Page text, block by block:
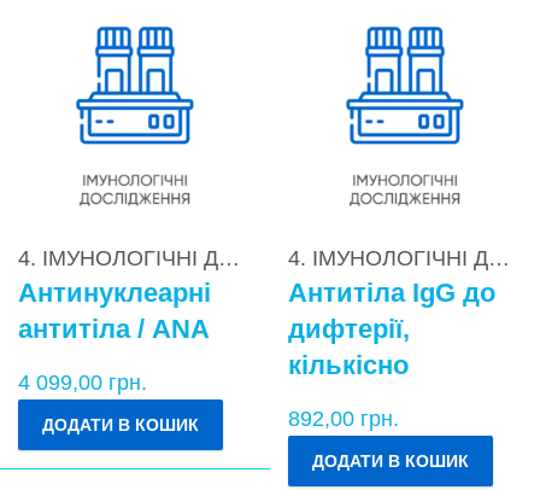
4. ІМУНОЛОГІЧНІ ДОСЛІДЖЕННЯ ,4.2.
Антинуклеарні
антитіла / ANA
4 099,00 грн.
ДОДАТИ В КОШИК
4. ІМУНОЛОГІЧНІ ДОСЛІДЖЕННЯ
Антитіла IgG до
дифтерії,
кількісно
892,00 грн.
ДОДАТИ В КОШИК